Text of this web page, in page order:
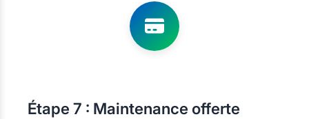
Étape 7 : Maintenance offerte